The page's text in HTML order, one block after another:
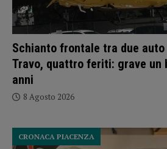
Schianto frontale tra due
Travo, quattro feriti: grave un
anni
8 Agosto 2026
CRONACA PIACENZA